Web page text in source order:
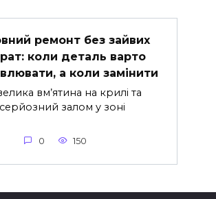
ремонт без зайвих
коли деталь варто
а коли замінити
вм’ятина на крилі та
серйозний залом у зоні
0 150